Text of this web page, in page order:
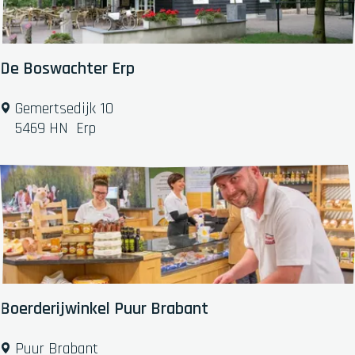
o
o
m
De Boswachter Erp
D
o
s
w
a
c
h
t
e
E
Gemertsedijk 10
5469 HN Erp
Boerderijwinkel Puur Brabant
B Puur Brabant